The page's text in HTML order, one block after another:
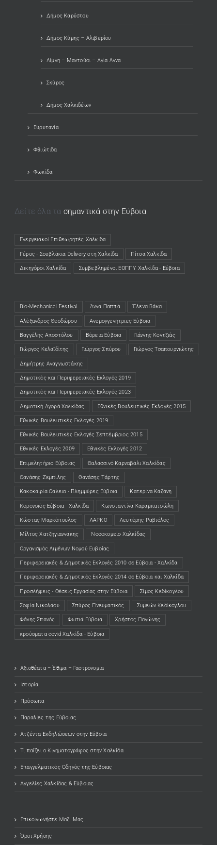
Δήμος Καρύστου
Δήμος Κύμης – Αλιβερίου
Λίμνη – Μαντούδι – Αγία Άννα
Σκύρος
Δήμος Χαλκιδέων
Ευρυτανία
Φθιώτιδα
Φωκίδα
Δείτε όλα τα σημαντικά στην Εύβοια
Ενεργειακοί Επιθεωρητές Χαλκίδα
(opens in a new tab)
Γύρος - Σουβλάκια Delivery στη Χαλκίδα
(opens in a new tab) Πίτσα Χαλκίδα
(opens in a new tab)
Δικηγόροι Χαλκίδα
(opens in a new tab) Συμβεβλημένοι ΕΟΠΠΥ Χαλκίδα - Εύβοια
(opens in a new tab)
Bio-Mechanical Festival Άννα Παππά Έλενα Βάκα
Αλέξανδρος Θεοδώρου Ανεμογγενήτριες Εύβοια
Βαγγέλης Αποστόλου Βόρεια Εύβοια Γιάννης Κοντζιάς
Γιώργος Κελαϊδίτης Γιώργος Σπύρου Γιώργος Τσαπουρνιώτης
Δημήτρης Αναγνωστάκης
Δημοτικές και Περιφερειακές Εκλογές 2019
Δημοτικές και Περιφερειακές Εκλογές 2023
Δημοτική Αγορά Χαλκίδας Εθνικές Βουλευτικές Εκλογές 2015
Εθνικές Βουλευτικές Εκλογές 2019
Εθνικές Βουλευτικές Εκλογές Σεπτέμβριος 2015
Εθνικές Εκλογές 2009 Εθνικές Εκλογές 2012
Επιμελητήριο Εύβοιας Θαλασσινό Καρναβάλι Χαλκίδας
Θανάσης Ζεμπίλης Θανάσης Τάρτης
Κακοκαιρία Θάλεια - Πλημμύρες Εύβοια Κατερίνα Καζάνη
Κορονοϊός Εύβοια - Χαλκίδα Κωνσταντίνα Καραμπατσώλη
Κώστας Μαρκόπουλος ΛΑΡΚΟ Λευτέρης Ραβιόλος
Μίλτος Χατζηγιαννάκης Νοσοκομείο Χαλκίδας
Οργανισμός Λιμένων Νομού Ευβοίας
Περιφερειακές & Δημοτικές Εκλογές 2010 σε Εύβοια - Χαλκίδα
Περιφερειακές & Δημοτικές Εκλογές 2014 σε Εύβοια και Χαλκίδα
Προσλήψεις - Θέσεις Εργασίας στην Εύβοια Σίμος Κεδίκογλου
Σοφία Νικολάου Σπύρος Πνευματικός Συμεών Κεδίκογλου
Φάνης Σπανός Φωτιά Εύβοια Χρήστος Παγώνης
κρούσματα covid Χαλκίδα - Εύβοια
Αξιοθέατα – Έθιμα – Γαστρονομία
Ιστορία
Πρόσωπα
Παραλίες της Εύβοιας
Ατζέντα Εκδηλώσεων στην Εύβοια
Τι παίζει ο Κινηματογράφος στην Χαλκίδα
Επαγγελματικός Οδηγός της Εύβοιας
Αγγελίες Χαλκίδας & Εύβοιας
Επικοινωνήστε Μαζί Μας
Όροι Χρήσης